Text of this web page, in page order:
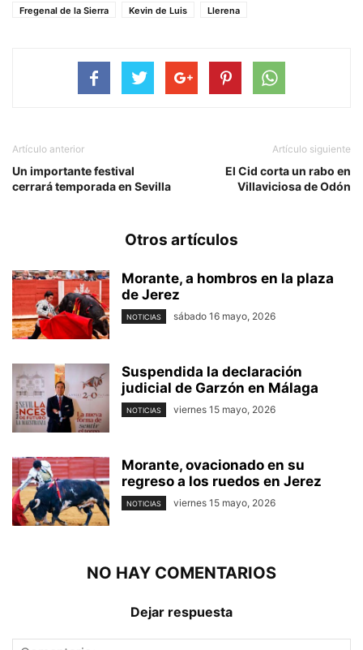
Fregenal de la Sierra Kevin de Luis Llerena
Artículo anterior
Un importante festival
cerrará temporada en Sevilla
Artículo siguiente
El Cid corta un rabo en
Villaviciosa de Odón
Otros artículos
Morante, a hombros en la plaza
de Jerez
NOTICIAS sábado 16 mayo, 2026
Suspendida la declaración
judicial de Garzón en Málaga
NOTICIAS viernes 15 mayo, 2026
Morante, ovacionado en su
regreso a los ruedos en Jerez
NOTICIAS viernes 15 mayo, 2026
NO HAY COMENTARIOS
Dejar respuesta